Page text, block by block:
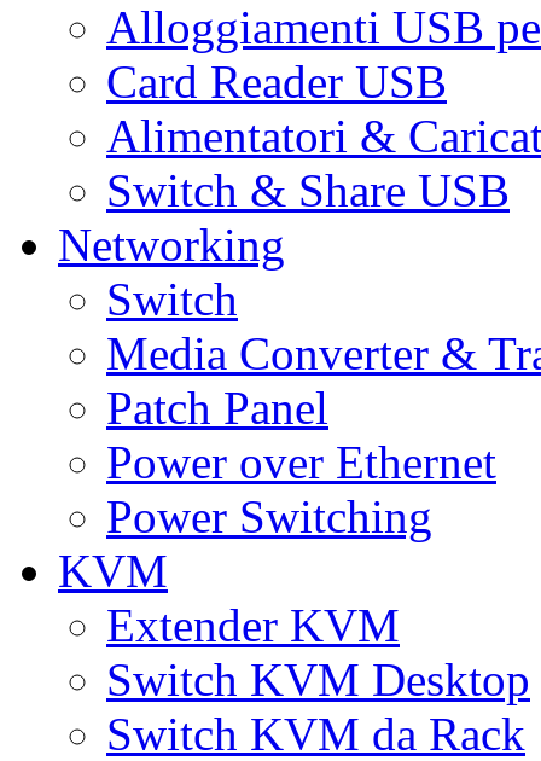
Alloggiamenti USB
Card Reader USB
Alimentatori &
Switch & Share USB
Networking
Switch
Media Converter &
Patch Panel
Power over Ethernet
Power Switching
KVM
Extender KVM
Switch KVM Desktop
Switch KVM da Rack